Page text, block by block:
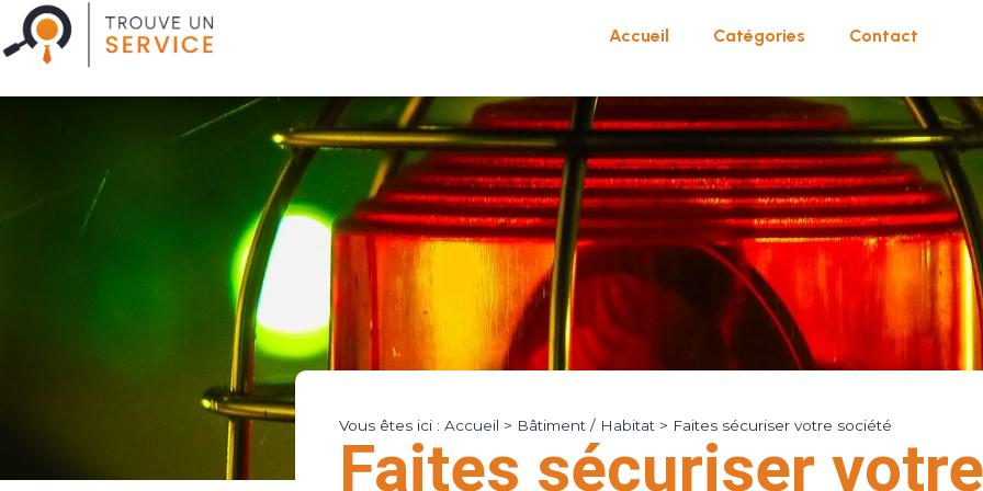
Accueil Catégories Contact
Vous êtes ici : Accueil > Bâtiment / Habitat> Faites sécuriser votre société
Faites sécuriser votre